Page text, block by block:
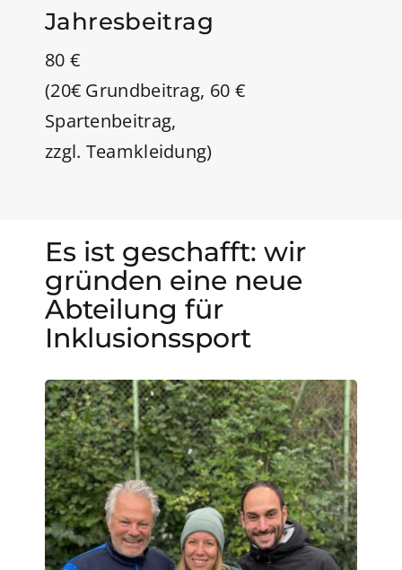
Jahresbeitrag
80 €
(20€ Grundbeitrag, 60 €
Spartenbeitrag,
zzgl. Teamkleidung)
Es ist geschafft: wir
gründen eine neue
Abteilung für
Inklusionssport